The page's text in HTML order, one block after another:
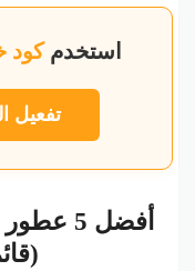
استخدمكود
تفعيل
أفضل 5